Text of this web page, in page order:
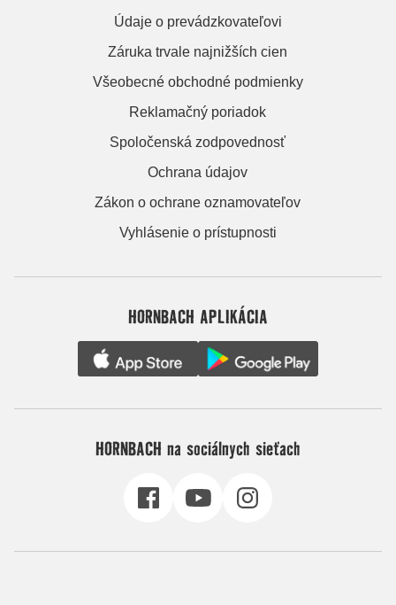
Údaje o prevádzkovateľovi
Záruka trvale najnižších cien
Všeobecné obchodné podmienky
Reklamačný poriadok
Spoločenská zodpovednosť
Ochrana údajov
Zákon o ochrane oznamovateľov
Vyhlásenie o prístupnosti
HORNBACH APLIKÁCIA
HORNBACH na sociálnych sieťach